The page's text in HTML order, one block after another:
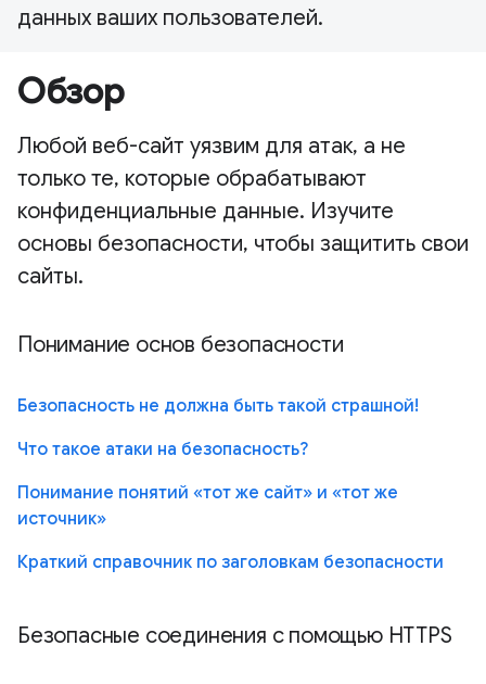
данных ваших пользователей.
Обзор
Любой веб-сайт уязвим для атак, а не
только те, которые обрабатывают
конфиденциальные данные. Изучите
основы безопасности, чтобы защитить свои
сайты.
Понимание основ безопасности
Безопасность не должна быть такой страшной!
Что такое атаки на безопасность?
Понимание понятий «тот же сайт» и «тот же
источник»
Краткий справочник по заголовкам безопасности
Безопасные соединения с помощью HTTPS